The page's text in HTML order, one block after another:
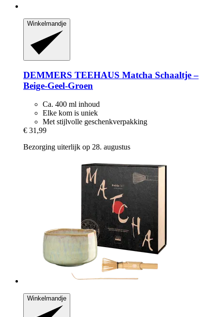
Winkelmandje
DEMMERS TEEHAUS Matcha Schaaltje –
Beige-​Geel-​Groen
Ca. 400 ml inhoud
Elke kom is uniek
Met stijlvolle geschenkverpakking
€ 31,99
Bezorging uiterlijk op 28. augustus
Winkelmandje